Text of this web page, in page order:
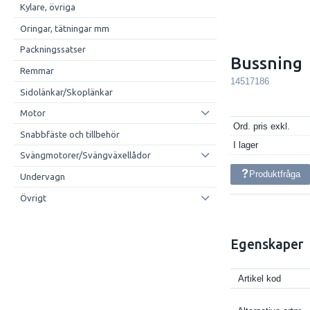
Kylare, övriga
Oringar, tätningar mm
Packningssatser
Remmar
Sidolänkar/Skoplänkar
Motor
Snabbfäste och tillbehör
Svängmotorer/Svängväxellådor
Undervagn
Övrigt
Bussning
14517186
Ord. pris exkl.
I lager
Produktfråga
Egenskaper
Artikel kod